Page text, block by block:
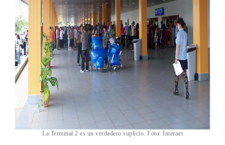
La Terminal 2 es un verdadero suplicio. Foto: Internet